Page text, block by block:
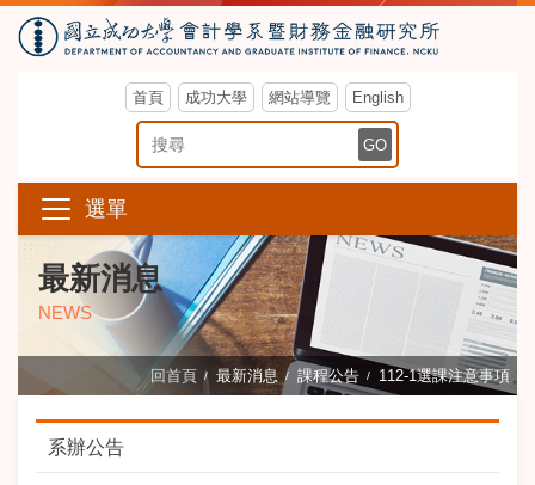
首頁 成功大學 網站導覽 English
搜尋關鍵字 GO
選單
最新消息
NEWS
回首頁 最新消息 課程公告 112-1選課注意事項
系辦公告